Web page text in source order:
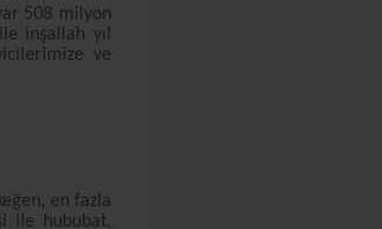
508 milyon
inşallah yıl
ve
en fazla
ile hububat,